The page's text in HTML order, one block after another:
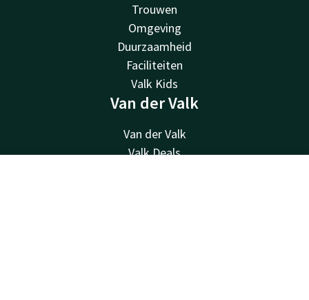
Trouwen
Omgeving
Duurzaamheid
Faciliteiten
Valk Kids
Van der Valk
Van der Valk
Valk Deals